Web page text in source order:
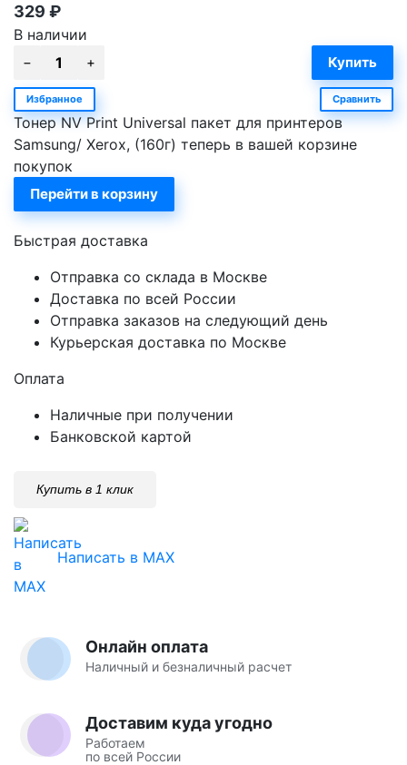
329 ₽
В наличии
Избранное Сравнить
Тонер NV Print Universal пакет для принтеров
Samsung/ Xerox, (160г) теперь в вашей корзине
покупок
Перейти в корзину
Быстрая доставка
Отправка со склада в Москве
Доставка по всей России
Отправка заказов на следующий день
Курьерская доставка по Москве
Оплата
Наличные при получении
Банковской картой
Купить в 1 клик
Написать в MAX
Онлайн оплата
Наличный и безналичный расчет
Доставим куда угодно
Работаем
по всей России